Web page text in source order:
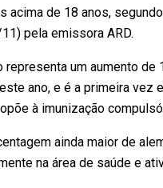
acima de 18 anos,
pela emissora ARD.
representa um aumento
ano, e é a primeira vez
à imunização
ainda maior de
na área de saúde e